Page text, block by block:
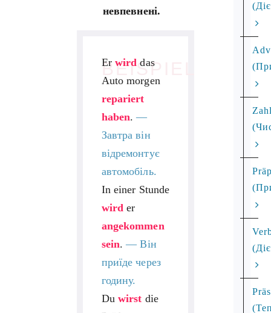
невпевнені.
BEISPIEL
Er wird das
Auto morgen
repariert
haben. —
Завтра він
відремонтує
автомобіль.
In einer Stunde
wird er
angekommen
sein. — Він
приїде через
годину.
Du wirst die